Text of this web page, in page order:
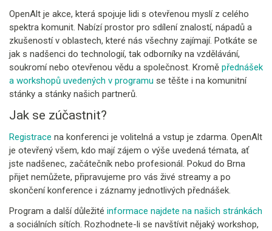
OpenAlt je akce, která spojuje lidi s otevřenou myslí z celého
spektra komunit. Nabízí prostor pro sdílení znalostí, nápadů a
zkušeností v oblastech, které nás všechny zajímají. Potkáte se
jak s nadšenci do technologií, tak odborníky na vzdělávání,
soukromí nebo otevřenou vědu a společnost. Kromě přednášek
a workshopů uvedených v programu se těšte i na komunitní
stánky a stánky našich partnerů.
Jak se zúčastnit?
Registrace na konferenci je volitelná a vstup je zdarma. OpenAlt
je otevřený všem, kdo mají zájem o výše uvedená témata, ať
jste nadšenec, začátečník nebo profesionál. Pokud do Brna
přijet nemůžete, připravujeme pro vás živé streamy a po
skončení konference i záznamy jednotlivých přednášek.
Program a další důležité informace najdete na našich stránkách
a sociálních sítích. Rozhodnete-li se navštívit nějaký workshop,